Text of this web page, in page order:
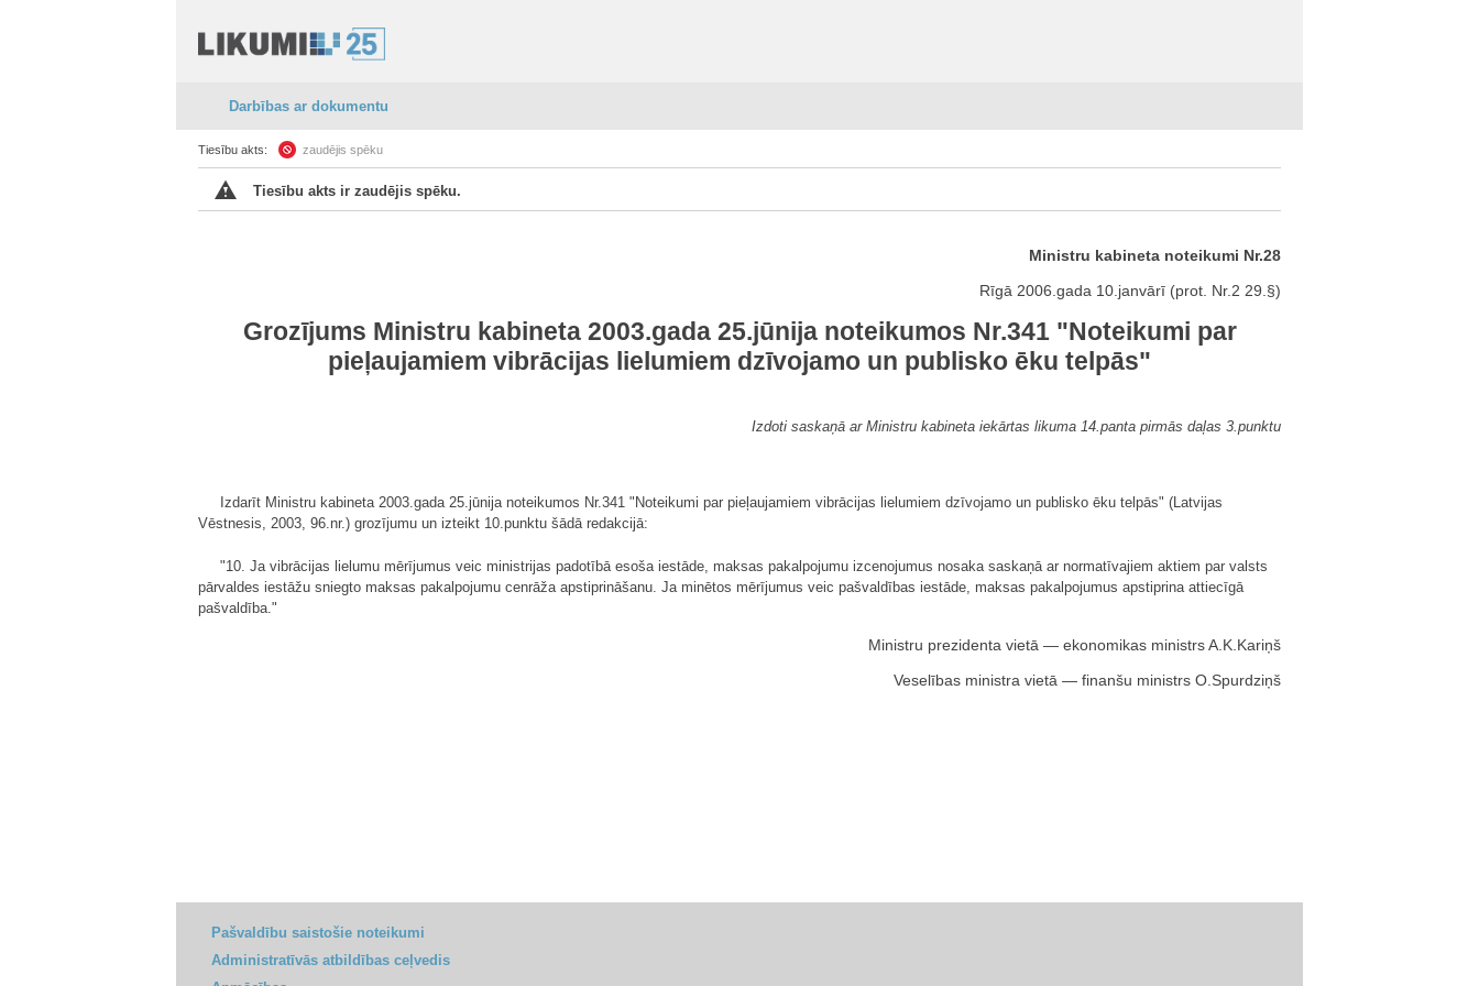
Darbības ar dokumentu
Tiesību akts: zaudējis spēku
Tiesību akts ir zaudējis spēku.
Ministru kabineta noteikumi Nr.28
Rīgā 2006.gada 10.janvārī (prot. Nr.2 29.§)
Grozījums Ministru kabineta 2003.gada 25.jūnija noteikumos Nr.341 "Noteikumi par
pieļaujamiem vibrācijas lielumiem dzīvojamo un publisko ēku telpās"
Izdoti saskaņā ar Ministru kabineta iekārtas likuma 14.panta pirmās daļas 3.punktu
Izdarīt Ministru kabineta 2003.gada 25.jūnija noteikumos Nr.341 "Noteikumi par pieļaujamiem vibrācijas lielumiem dzīvojamo un publisko ēku telpās" (Latvijas
Vēstnesis, 2003, 96.nr.) grozījumu un izteikt 10.punktu šādā redakcijā:
"10. Ja vibrācijas lielumu mērījumus veic ministrijas padotībā esoša iestāde, maksas pakalpojumu izcenojumus nosaka saskaņā ar normatīvajiem aktiem par valsts
pārvaldes iestāžu sniegto maksas pakalpojumu cenrāža apstiprināšanu. Ja minētos mērījumus veic pašvaldības iestāde, maksas pakalpojumus apstiprina attiecīgā
pašvaldība."
Ministru prezidenta vietā — ekonomikas ministrs A.K.Kariņš
Veselības ministra vietā — finanšu ministrs O.Spurdziņš
Pašvaldību saistošie noteikumi
Administratīvās atbildības ceļvedis